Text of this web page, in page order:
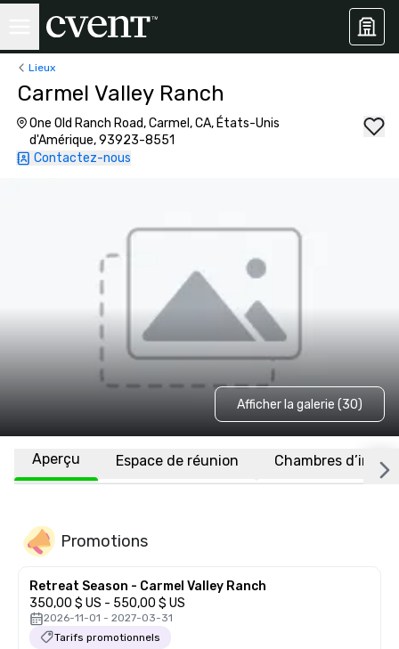
Lieux
Carmel Valley Ranch
One Old Ranch Road, Carmel, CA, États-Unis
d'Amérique, 93923-8551
Contactez-nous
Afficher la galerie (30)
Aperçu Espace de réunion Chambres
Promotions
Retreat Season - Carmel Valley Ranch
350,00 $ US - 550,00 $ US
2026-11-01 - 2027-03-31
Tarifs promotionnels